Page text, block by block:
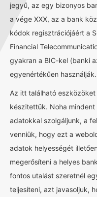
jegyű, az egy bizonyos
a vége XXX, az a bank
kódok regisztrációjáért a
Financial
gyakran a BIC-kel (banki
egyenértékűen használják.
Az itt található
készitettük. Noha
adatokkal szolgáljunk, a
venniük, hogy ezt a
adatok helyességét
megerősíteni a helyes
fontos utalást szeretnél
teljesíteni, azt javasoljuk,